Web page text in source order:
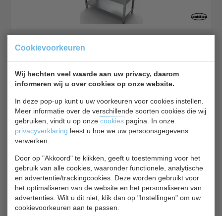
Cookievoorkeuren
Wij hechten veel waarde aan uw privacy, daarom
informeren wij u over cookies op onze website.
In deze pop-up kunt u uw voorkeuren voor cookies instellen.
Meer informatie over de verschillende soorten cookies die wij
gebruiken, vindt u op onzecookiespagina. In onze
privacyverklaring leest u hoe we uw persoonsgegevens
verwerken.
Door op "Akkoord" te klikken, geeft u toestemming voor het
gebruik van alle cookies, waaronder functionele, analytische
en advertentie/trackingcookies. Deze worden gebruikt voor
het optimaliseren van de website en het personaliseren van
advertenties. Wilt u dit niet, klik dan op "Instellingen" om uw
cookievoorkeuren aan te passen.
D60 x H85 cm
€ 524,00
Spoeltafels RVS bekijken
Gastro M GN 199
Breed 70 cm
Diep 70 cm
€ 602,00